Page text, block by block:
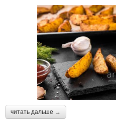
читать дальше →